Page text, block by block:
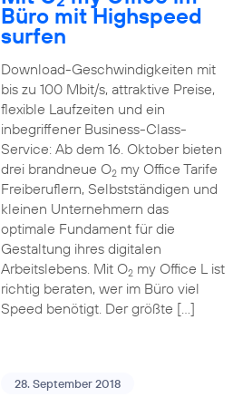
Büro mit Highspeed
surfen
Download-Geschwindigkeiten mit
bis zu 100 Mbit/s, attraktive Preise,
flexible Laufzeiten und ein
inbegriffener Business-Class-
Service: Ab dem 16. Oktober bieten
drei brandneue O2my Office Tarife
Freiberuflern, Selbstständigen und
kleinen Unternehmern das
optimale Fundament für die
Gestaltung ihres digitalen
Arbeitslebens. Mit O2my Office L ist
richtig beraten, wer im Büro viel
Speed benötigt. Der größte […]
28. September 2018